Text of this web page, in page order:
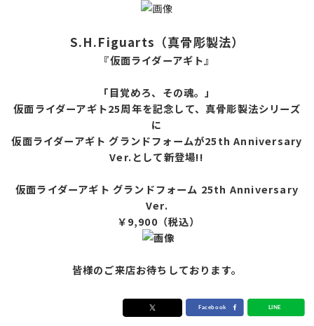
S.H.Figuarts（真骨彫製法）
『仮面ライダーアギト』
「目覚めろ、その魂。」
仮面ライダーアギト25周年を記念して、真骨彫製法シリーズ
に
仮面ライダーアギト グランドフォームが25th Anniversary
Ver.として新登場!!
仮面ライダーアギト グランドフォーム 25th Anniversary
Ver.
￥9,900（税込）
皆様のご来店お待ちしております。